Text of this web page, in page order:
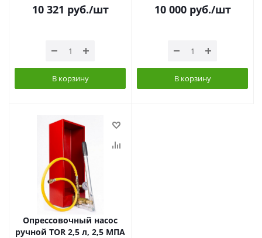
10 321 руб./шт
В корзину
10 000руб./шт
В корзину
Опрессовочный насос
ручной TOR 2,5 л, 2,5 МПА